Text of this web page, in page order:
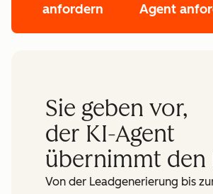
anfordern
Agent
Sie geben vor,
der KI-Agent
übernimmt den
Von der Leadgenerierung bis